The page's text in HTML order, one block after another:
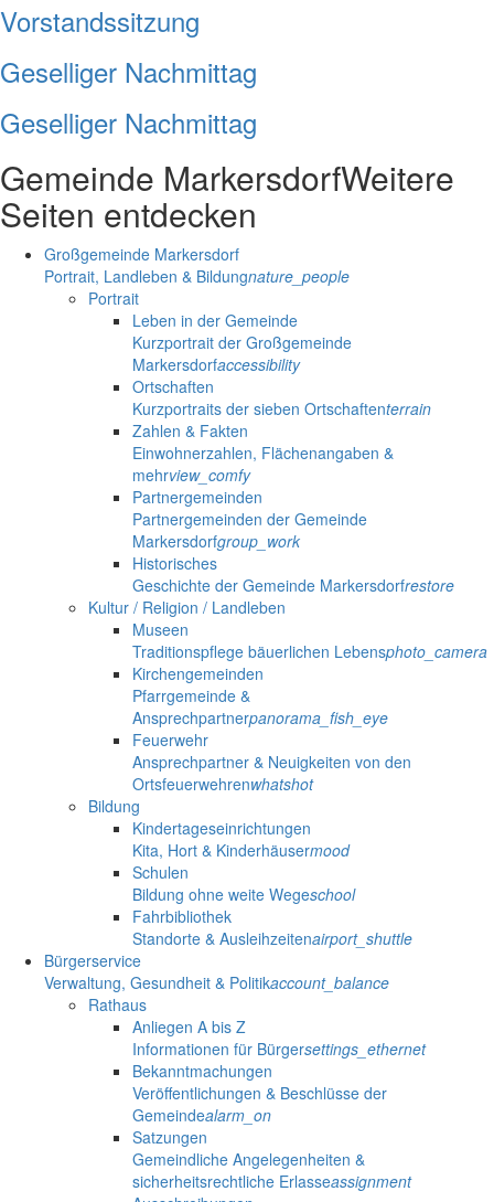
Vorstandssitzung
Geselliger Nachmittag
Geselliger Nachmittag
Gemeinde MarkersdorfWeitere
Seiten entdecken
Großgemeinde Markersdorf
Portrait, Landleben & Bildungnature_people
Portrait
Leben in der Gemeinde
Kurzportrait der Großgemeinde
Markersdorfaccessibility
Ortschaften
Kurzportraits der sieben Ortschaftenterrain
Zahlen & Fakten
Einwohnerzahlen, Flächenangaben &
mehrview_comfy
Partnergemeinden
Partnergemeinden der Gemeinde
Markersdorfgroup_work
Historisches
Geschichte der Gemeinde Markersdorfrestore
Kultur / Religion / Landleben
Museen
Traditionspflege bäuerlichen Lebensphoto_camera
Kirchengemeinden
Pfarrgemeinde &
Ansprechpartnerpanorama_fish_eye
Feuerwehr
Ansprechpartner & Neuigkeiten von den
Ortsfeuerwehrenwhatshot
Bildung
Kindertageseinrichtungen
Kita, Hort & Kinderhäusermood
Schulen
Bildung ohne weite Wegeschool
Fahrbibliothek
Standorte & Ausleihzeitenairport_shuttle
Bürgerservice
Verwaltung, Gesundheit & Politikaccount_balance
Rathaus
Anliegen A bis Z
Informationen für Bürgersettings_ethernet
Bekanntmachungen
Veröffentlichungen & Beschlüsse der
Gemeindealarm_on
Satzungen
Gemeindliche Angelegenheiten &
sicherheitsrechtliche Erlasseassignment